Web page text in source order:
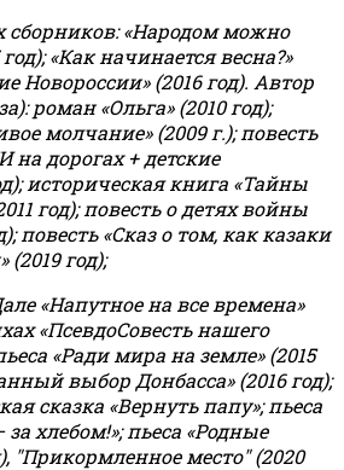
сборников: «Народом можно
«Как начинается весна?»
Новороссии» (2016 год). Автор
роман «Ольга» (2010 год);
молчание» (2009 г.); повесть
дорогах + детские
историческая книга «Тайны
год); повесть о детях войны
повесть «Сказ о том, как казаки
год);
«Напутное на все времена»
«ПсевдоСовесть нашего
«Ради мира на земле» (2015
выбор Донбасса» (2016 год);
сказка «Вернуть папу»; пьеса
за хлебом!»;пьеса «Родные
"Прикормленное место" (2020